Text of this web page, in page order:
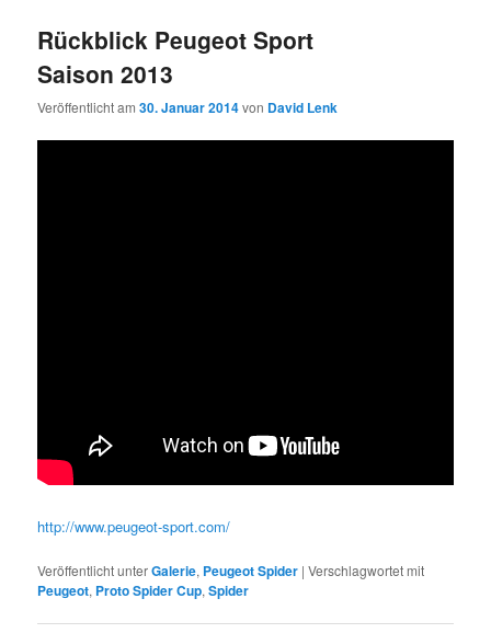
Rückblick Peugeot Sport
Saison 2013
Veröffentlicht am30. Januar 2014von David Lenk
http://www.peugeot-sport.com/
Veröffentlicht unterGalerie, Peugeot Spider |Verschlagwortet mit
Peugeot, Proto Spider Cup,Spider